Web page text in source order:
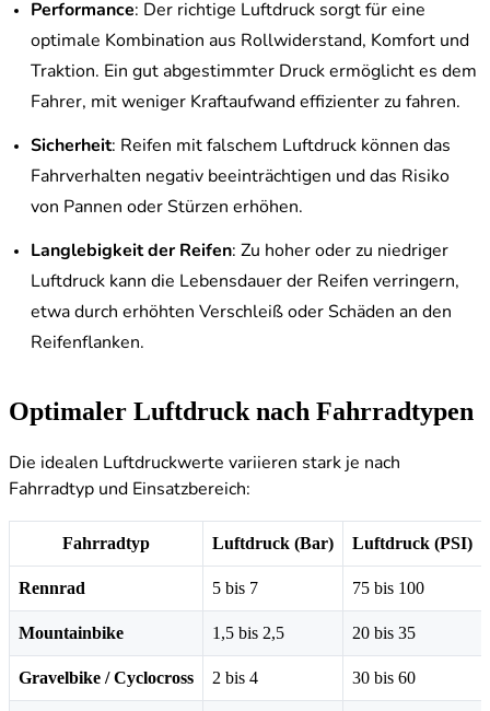
Performance: Der richtige Luftdruck sorgt für eine
optimale Kombination aus Rollwiderstand, Komfort und
Traktion. Ein gut abgestimmter Druck ermöglicht es dem
Fahrer, mit weniger Kraftaufwand effizienter zu fahren.
Sicherheit: Reifen mit falschem Luftdruck können das
Fahrverhalten negativ beeinträchtigen und das Risiko
von Pannen oder Stürzen erhöhen.
Langlebigkeit der Reifen: Zu hoher oder zu niedriger
Luftdruck kann die Lebensdauer der Reifen verringern,
etwa durch erhöhten Verschleiß oder Schäden an den
Reifenflanken.
Optimaler Luftdruck nach Fahrradtypen
Die idealen Luftdruckwerte variieren stark je nach
Fahrradtyp und Einsatzbereich:
Fahrradtyp Luftdruck (Bar) Luftdruck (PSI)
Rennrad 5 bis 7 75 bis 100
Mountainbike 1,5 bis 2,5 20 bis 35
Gravelbike / Cyclocross 2 bis 4 30 bis 60